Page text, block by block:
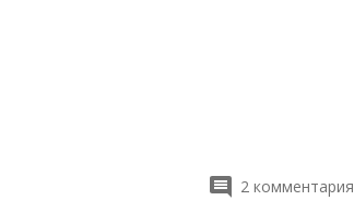
2 комментария